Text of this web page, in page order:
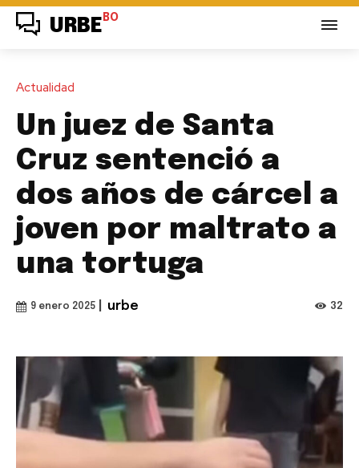
URBE BO
Actualidad
Un juez de Santa
Cruz sentenció a
dos años de cárcel a
joven por maltrato a
una tortuga
9 enero 2025 urbe 32